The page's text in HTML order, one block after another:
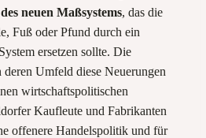
neuen Maßsystems, das die
Fuß oder Pfund durch ein
ersetzen sollte. Die
deren Umfeld diese Neuerungen
wirtschaftspolitischen
Kaufleute und Fabrikanten
offenere Handelspolitik und für